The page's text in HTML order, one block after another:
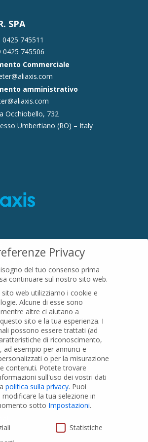
SPA
0425 745511
0425 745506
Commerciale
amministrativo
Occhiobello, 732
Umbertiano (RO) – Italy
(GE) – Italy
in PVC-A
Privacy
del tuo consenso prima
continuare sul nostro sito web.
web utilizziamo i cookie e
Alcune di esse sono
altre ci aiutano a
sito e la tua esperienza. I
possono essere trattati (ad
di riconoscimento,
ad esempio per annunci e
o per la misurazione
contenuti. Potete trovare
sull'uso dei vostri dati
politica sulla privacy. Puoi
la tua selezione in
sotto Impostazioni.
Statistiche